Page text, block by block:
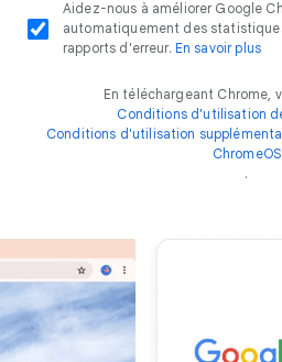
Aidez-nous à améliorer Google
automatiquement des
rapports d'erreur. En savoir plus
En téléchargeant Chrome,
Conditions d'utilisation
Conditions d'utilisation
ChromeOS
.